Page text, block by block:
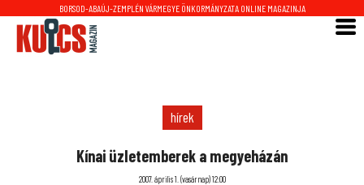
BORSOD-ABAÚJ-ZEMPLÉN VÁRMEGYE ÖNKORMÁNYZATA ONLINE MAGAZINJA
hírek
Kínai üzletemberek a megyeházán
2007. április 1. (vasárnap) 12:00